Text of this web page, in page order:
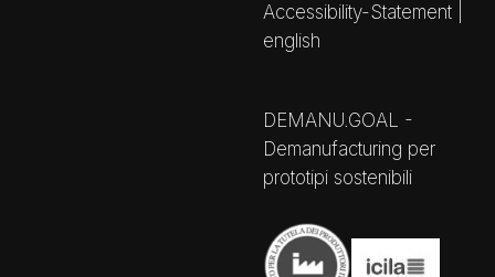
Accessibility-Statement |
english
DEMANU.GOAL -
Demanufacturing per
prototipi sostenibili